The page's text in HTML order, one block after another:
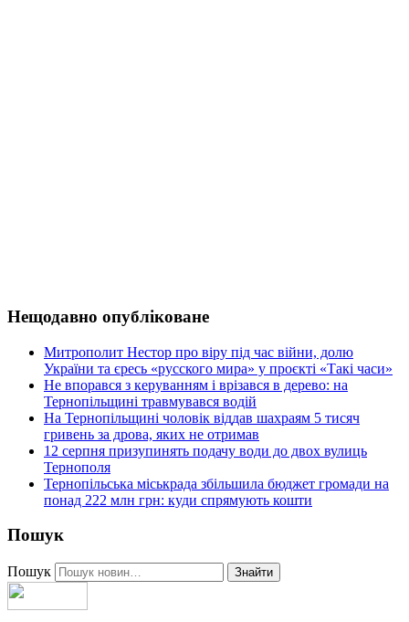
Нещодавно опубліковане
Митрополит Нестор про віру під час війни, долю
України та єресь «русского мира» у проєкті «Такі часи»
Не впорався з керуванням і врізався в дерево: на
Тернопільщині травмувався водій
На Тернопільщині чоловік віддав шахраям 5 тисяч
гривень за дрова, яких не отримав
12 серпня призупинять подачу води до двох вулиць
Тернополя
Тернопільська міськрада збільшила бюджет громади на
понад 222 млн грн: куди спрямують кошти
Пошук
Пошук Знайти